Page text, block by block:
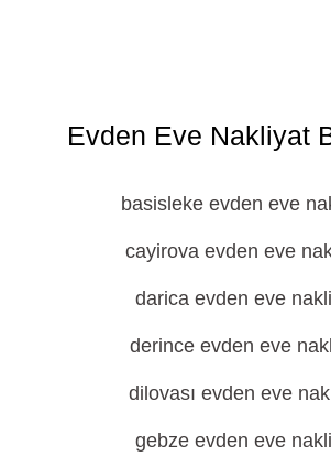
Evden Eve Nakliyat
basisleke evden eve
cayirova evden eve
darica evden eve
derince evden eve
dilovası evden eve
gebze evden eve